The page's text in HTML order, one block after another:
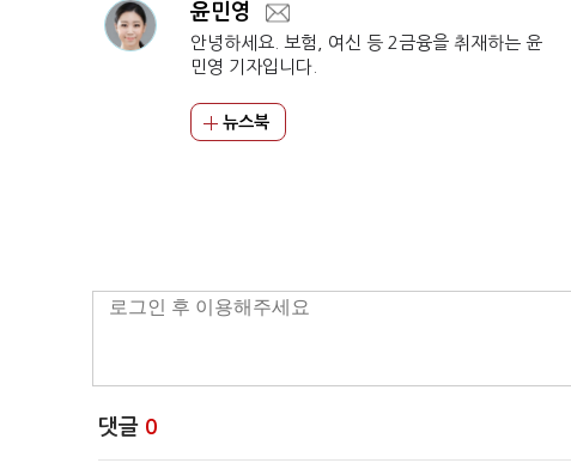
윤민영
안녕하세요. 보험, 여신 등 2금융을 취재하는 윤
민영 기자입니다.
뉴스북
댓글 0